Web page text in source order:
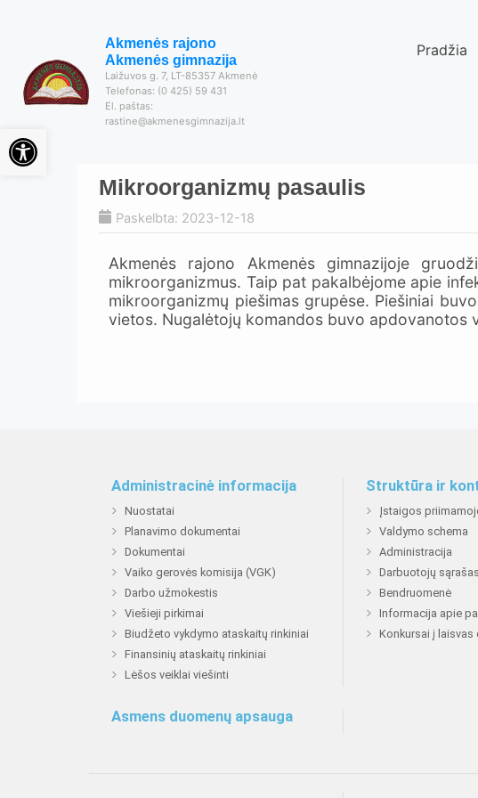
Akmenės rajono
Akmenės gimnazija
Laižuvos g. 7, LT-85357 Akmenė
Telefonas: (0 425) 59 431
El. paštas:
rastine@akmenesgimnazija.lt
Pradžia
Mikroorganizmų pasaulis
Paskelbta: 2023-12-18
Akmenės rajono Akmenės gimnazijoje
mikroorganizmus. Taip pat pakalbėjome apie
mikroorganizmų piešimas grupėse. Piešiniai
vietos. Nugalėtojų komandos buvo apdovanotos
Administracinė informacija
Nuostatai
Planavimo dokumentai
Dokumentai
Vaiko gerovės komisija (VGK)
Darbo užmokestis
Viešieji pirkimai
Biudžeto vykdymo ataskaitų rinkiniai
Finansinių ataskaitų rinkiniai
Lėšos veiklai viešinti
Struktūra ir
Įstaigos
Valdymo schema
Administracija
Darbuotojų
Bendruomenė
Informacija apie
Konkursai į laisvas
Asmens duomenų apsauga
Open toolbar